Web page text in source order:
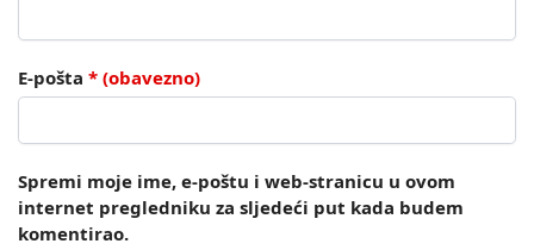
E-pošta * (obavezno)
Spremi moje ime, e-poštu i web-stranicu u ovom
internet pregledniku za sljedeći put kada budem
komentirao.